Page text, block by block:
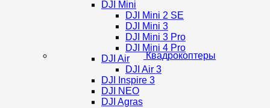
Квадрокоптеры
DJI Mini
DJI Mini 2 SE
DJI Mini 3
DJI Mini 3 Pro
DJI Mini 4 Pro
DJI Air
DJI Air 3
DJI Inspire 3
DJI NEO
DJI Agras